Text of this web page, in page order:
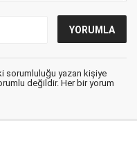
sorumluluğu yazan kişiye
değildir. Her bir yorum